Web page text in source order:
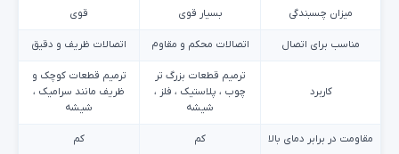
میزان چسبندگی بسیار قوی قوی
مناسب برای اتصال اتصالات محکم و مقاوم اتصالات ظریف و دقیق
کاربرد
ترمیم قطعات بزرگ تر
چوب ، پلاستیک ، فلز ،
شیشه
ترمیم قطعات کوچک و
ظریف مانند سرامیک ،
شیشه
مقاومت در برابر دمای بالا کم کم